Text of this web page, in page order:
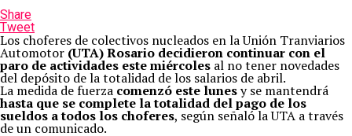
Share
Tweet
Los choferes de colectivos nucleados en la Unión Tranviarios
Automotor (UTA) Rosario decidieron continuar con el
paro de actividades este miércoles al no tener novedades
del depósito de la totalidad de los salarios de abril.
La medida de fuerza comenzó este lunesy se mantendrá
hasta que se complete la totalidad del pago de los
sueldos a todos los choferes, según señaló la UTA a través
de un comunicado.